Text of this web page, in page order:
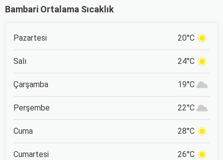
Bambari Ortalama Sıcaklık
Pazartesi 20°C
Salı 24°C
Çarşamba 19°C
Perşembe 22°C
Cuma 28°C
Cumartesi 26°C